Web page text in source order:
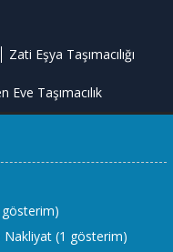
Zati Eşya Taşımacılığı
Eve Taşımacılık
Nakliyat (1 gösterim)